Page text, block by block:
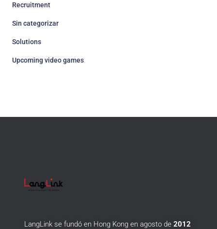
Recruitment
Sin categorizar
Solutions
Upcoming video games
LangLink se fundó en Hong Kong en agosto de 2012